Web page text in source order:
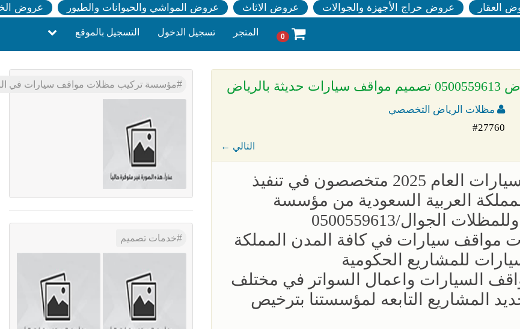
العقار عروض حراج الأجهزة والجوالات عروض الاثاث عروض المواشي والحيوانات والطيور عروض
0 المتجر تسجيل الدخول التسجيل بالموقع
مظلات الرياض التخصصي
#27760
← التالي
توريد وتركيب مشاريع مظلات مواقف السيارات العام 2025 متخصصون في تنفيذ
العربية السعودية من مؤسسة
مظلات وسواتر الإختيار الأول للمقاولات وللمظلات الجوال/0500559613
وصيانة مظلات مواقف سيارات في كافة المدن المملكة
للمشاريع الحكومية
السيارات واعمال السواتر في مختلف
المشاريع التابعه لمؤسستنا بترخيص
مؤسسة تركيب مظلات مواقف سيارات في الرياض 0500559613 تصميم مواقف سيارات
خدمات تصميم